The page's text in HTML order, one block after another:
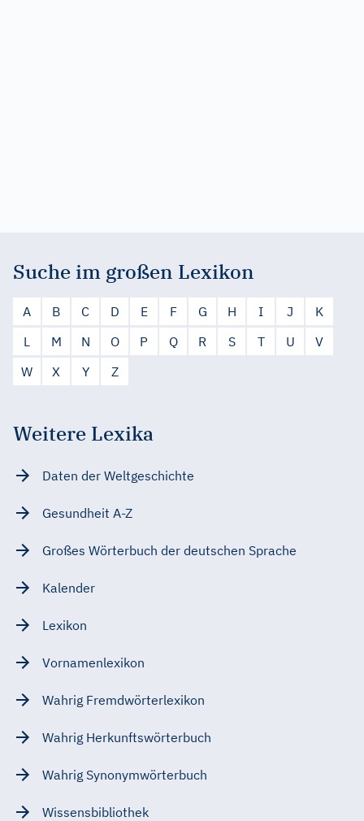
Suche im großen Lexikon
A B C D E F G H I J
K
L
M N O P Q R S T U
V
W
X Y Z
Weitere Lexika
Daten der Weltgeschichte
Gesundheit A-Z
Großes Wörterbuch der deutschen Sprache
Kalender
Lexikon
Vornamenlexikon
Wahrig Fremdwörterlexikon
Wahrig Herkunftswörterbuch
Wahrig Synonymwörterbuch
Wissensbibliothek